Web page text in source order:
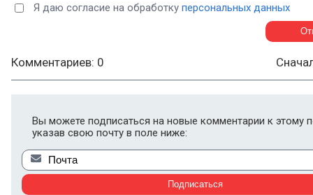
Я даю согласие на обработку персональных данных
Комментариев: 0
Вы можете подписаться на новые комментарии к этому
указав свою почту в поле ниже: